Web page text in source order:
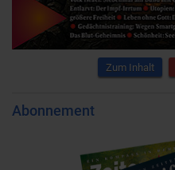
Zum Inhalt
Abonnement